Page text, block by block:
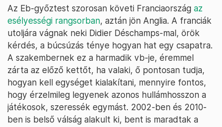
Az Eb-győztest szorosan követi Franciaország az
esélyességi rangsorban, aztán jön Anglia. A franciák
utoljára vágnak neki Didier Déschamps-mal, örök
kérdés, a búcsúzás ténye hogyan hat egy csapatra.
A szakembernek ez a harmadik vb-je, éremmel
zárta az előző kettőt, ha valaki, ő pontosan tudja,
hogyan kell egységet kialakítani, mennyire fontos,
hogy érzelmileg legyenek azonos hullámhosszon a
játékosok, szeressék egymást. 2002-ben és 2010-
ben is belső válság alakult ki, bent is maradtak a